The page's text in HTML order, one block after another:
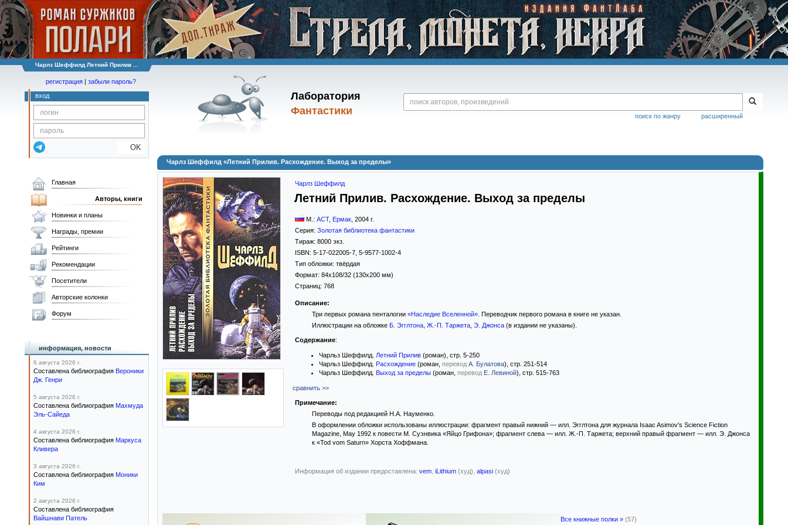
Чарлз Шеффилд Летний Прилив ...
Лаборатория
Фантастики
расширенный
поиск по жанру
регистрация | забыли пароль?
вход
OK
Чарлз Шеффилд «Летний Прилив. Расхождение. Выход за пределы»
Чарлз Шеффилд
Летний Прилив. Расхождение. Выход за пределы
М.: АСТ, Ермак 2004 г.
Серия: Золотая библиотека фантастики
Тираж: 8000 экз.
ISBN: 5-17-022005-7, 5-9577-1002-4
Тип обложки: твёрдая
Формат: 84x108/32 (130x200 мм)
Страниц: 768
Описание:
Три первых романа пенталогии «Наследие Вселенной». Переводчик первого романа в книге не указан.
Иллюстрации на обложке Б. Эгглтона, Ж.-П. Таржета, Э. Джонса(в издании не указаны).
Содержание:
Чарльз Шеффилд. Летний Прилив (роман), стр. 5-250
Чарльз Шеффилд. Расхождение (роман, перевод А. Булатова), стр. 251-514
Чарльз Шеффилд. Выход за пределы (роман, перевод Е. Левиной), стр. 515-763
сравнить >>
Примечание:
Переводы под редакцией Н.А. Науменко.
В оформлении обложки использованы иллюстрации: фрагмент правый нижний — илл. Эгглтона для журнала Isaac Asimov's Science Fiction
Magazine, May 1992 к повести М. Суэнвика «Яйцо Грифона»; фрагмент слева — илл. Ж.-П. Таржета; верхний правый фрагмент — илл. Э. Джонса
к «Tod vom Saturn» Хорста Хоффмана.
Информация об издании предоставлена: vem iLithium (худ), alpasi (худ)
Все книжные полки » (57)
Главная
Авторы, книги
Новинки и планы
Награды, премии
Рейтинги
Рекомендации
Посетители
Авторские колонки
Форум
информация, новости
6 августа 2026 г.
Составлена библиография Вероники
Дж. Генри
5 августа 2026 г.
Составлена библиография Махмуда
Эль-Сайеда
4 августа 2026 г.
Составлена библиография Маркуса
Кливера
3 августа 2026 г.
Составлена библиография Моники
Ким
2 августа 2026 г.
Составлена библиография
Вайшнави Патель